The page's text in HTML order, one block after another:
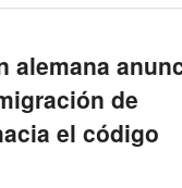
alemana
de
el código